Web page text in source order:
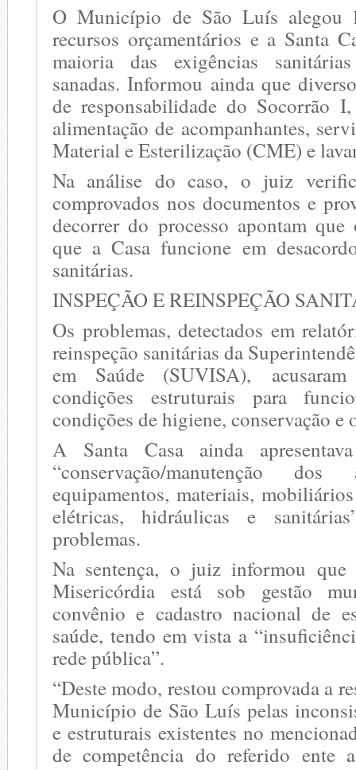
O Município de São Luís alegou
recursos orçamentários e a Santa
maioria das exigências
sanadas. Informou ainda que
de responsabilidade do Socorrão
alimentação de acompanhantes,
Material e Esterilização (CME) e
Na análise do caso, o juiz
comprovados nos documentos e
decorrer do processo apontam
que a Casa funcione em
sanitárias.
INSPEÇÃO E REINSPEÇÃO
Os problemas, detectados em
reinspeção sanitárias da
em Saúde (SUVISA),
condições estruturais para
condições de higiene, conservação e
A Santa Casa ainda
“conservação/manutenção
equipamentos, materiais,
elétricas, hidráulicas e
problemas.
Na sentença, o juiz informou que
Misericórdia está sob gestão
convênio e cadastro nacional de
saúde, tendo em vista a
rede pública”.
“Deste modo, restou comprovada a
Município de São Luís pelas
e estruturais existentes no
de competência do referido ente